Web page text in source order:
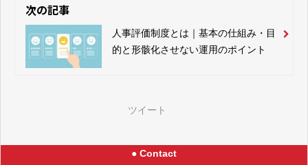
次の記事
人事評価制度とは｜基本の仕組み・目
的と形骸化させない運用のポイント
ツイート
● Contact